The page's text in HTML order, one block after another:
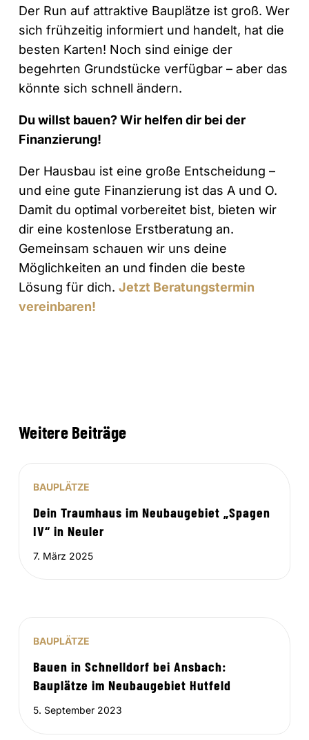
Der Run auf attraktive Bauplätze ist groß. Wer
sich frühzeitig informiert und handelt, hat die
besten Karten! Noch sind einige der
begehrten Grundstücke verfügbar – aber das
könnte sich schnell ändern.
Du willst bauen? Wir helfen dir bei der
Finanzierung!
Der Hausbau ist eine große Entscheidung –
und eine gute Finanzierung ist das A und O.
Damit du optimal vorbereitet bist, bieten wir
dir eine kostenlose Erstberatung an.
Gemeinsam schauen wir uns deine
Möglichkeiten an und finden die beste
Lösung für dich. Jetzt Beratungstermin
vereinbaren!
Weitere Beiträge
BAUPLÄTZE
Dein Traumhaus im Neubaugebiet „Spagen
IV“ in Neuler
7. März 2025
BAUPLÄTZE
Bauen in Schnelldorf bei Ansbach:
Bauplätze im Neubaugebiet Hutfeld
5. September 2023